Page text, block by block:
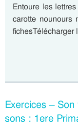
Entoure les
carotte nounours
Exercices –
sons : 1ere